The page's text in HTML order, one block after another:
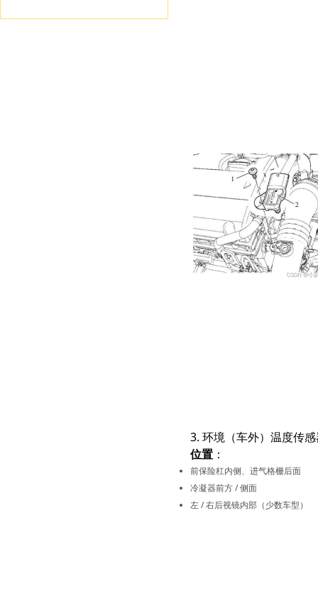
3. 环境（车外）温度传
位置 ：
前保险杠内侧、进气格栅后面
冷凝器前方 / 侧面
左 / 右后视镜内部（少数车型）